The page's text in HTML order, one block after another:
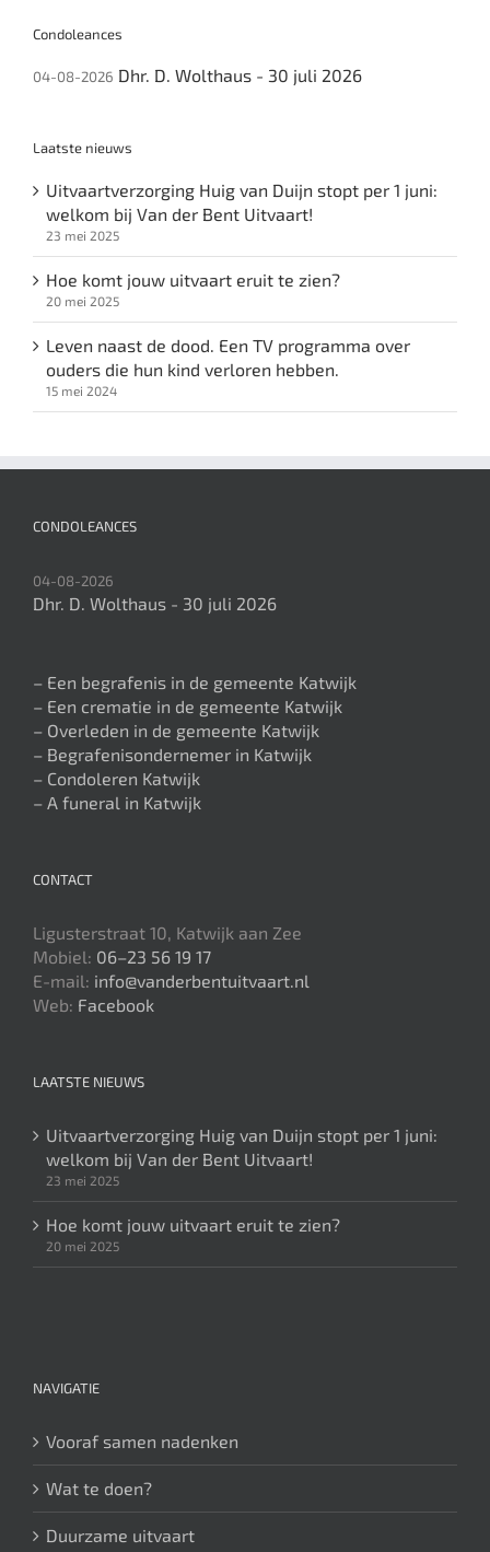
Condoleances
04-08-2026 Dhr. D. Wolthaus - 30 juli 2026
Laatste nieuws
Uitvaartverzorging Huig van Duijn stopt per 1 juni:
welkom bij Van der Bent Uitvaart!
23 mei 2025
Hoe komt jouw uitvaart eruit te zien?
20 mei 2025
Leven naast de dood. Een TV programma over
ouders die hun kind verloren hebben.
15 mei 2024
CONDOLEANCES
04-08-2026
Dhr. D. Wolthaus - 30 juli 2026
– Een begrafenis in de gemeente Katwijk
– Een crematie in de gemeente Katwijk
– Overleden in de gemeente Katwijk
– Begrafenisondernemer in Katwijk
– Condoleren Katwijk
– A funeral in Katwijk
CONTACT
Ligusterstraat 10, Katwijk aan Zee
Mobiel: 06–23 56 19 17
E-mail: info@vanderbentuitvaart.nl
Web: Facebook
LAATSTE NIEUWS
Uitvaartverzorging Huig van Duijn stopt per 1 juni:
welkom bij Van der Bent Uitvaart!
23 mei 2025
Hoe komt jouw uitvaart eruit te zien?
20 mei 2025
NAVIGATIE
Vooraf samen nadenken
Wat te doen?
Duurzame uitvaart